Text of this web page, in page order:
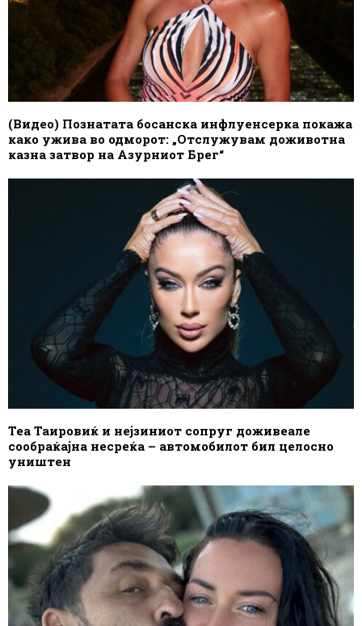
(Видео) Познатата босанска инфлуенсерка покажа
како ужива во одморот: „Отслужувам доживотна
казна затвор на Азурниот Брег“
Теа Таировиќ и нејзиниот сопруг доживеале
сообраќајна несреќа – автомобилот бил целосно
уништен